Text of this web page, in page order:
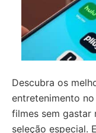
Descubra os
entretenimento
filmes sem gastar
seleção especial.